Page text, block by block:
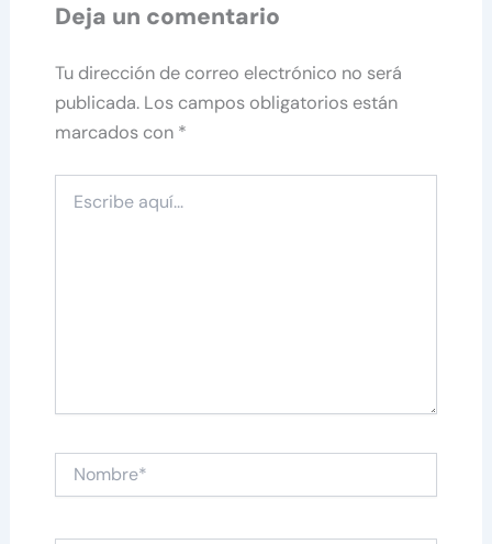
Deja un comentario
Tu dirección de correo electrónico no será
publicada. Los campos obligatorios están
marcados con *
aquí...
Nombre*